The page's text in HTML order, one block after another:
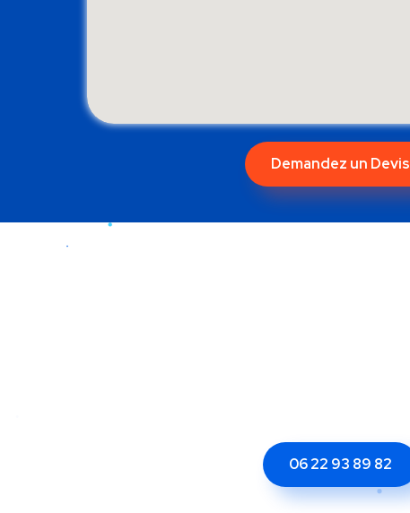
Demandez un Devis
06 22 93 89 82